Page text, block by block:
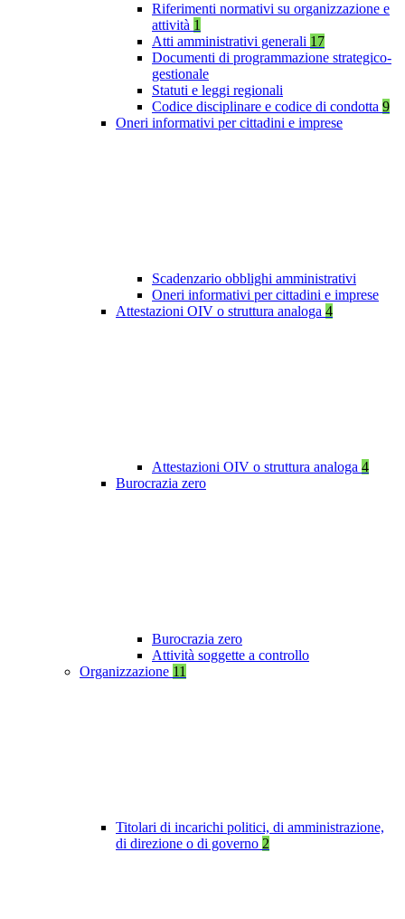
Riferimenti normativi su organizzazione e
attività 1
Atti amministrativi generali 17
Documenti di programmazione strategico-
gestionale
Statuti e leggi regionali
Codice disciplinare e codice di condotta 9
Oneri informativi per cittadini e imprese
Scadenzario obblighi amministrativi
Oneri informativi per cittadini e imprese
Attestazioni OIV o struttura analoga 4
Attestazioni OIV o struttura analoga 4
Burocrazia zero
Burocrazia zero
Attività soggette a controllo
Organizzazione 11
Titolari di incarichi politici, di amministrazione,
di direzione o di governo 2